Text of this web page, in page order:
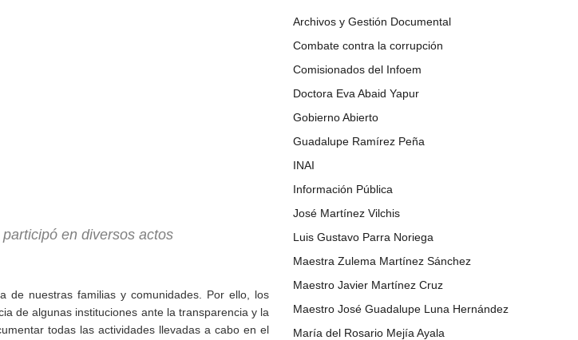
en diversos actos
de nuestras familias y comunidades. Por ello, los
de algunas instituciones ante la transparencia y la
todas las actividades llevadas a cabo en el
Archivos y Gestión Documental
Combate contra la corrupción
Comisionados del Infoem
Doctora Eva Abaid Yapur
Gobierno Abierto
Guadalupe Ramírez Peña
INAI
Información Pública
José Martínez Vilchis
Luis Gustavo Parra Noriega
Maestra Zulema Martínez Sánchez
Maestro Javier Martínez Cruz
Maestro José Guadalupe Luna Hernández
María del Rosario Mejía Ayala